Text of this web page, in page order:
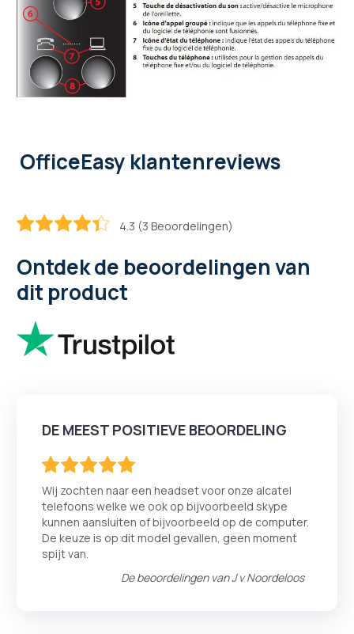
OfficeEasy klantenreviews
4.3 (3 Beoordelingen)
Ontdek de beoordelingen van
dit product
DE MEEST POSITIEVE BEOORDELING
Wij zochten naar een headset voor onze alcatel
telefoons welke we ook op bijvoorbeeld skype
kunnen aansluiten of bijvoorbeeld op de computer.
De keuze is op dit model gevallen, geen moment
spijt van.
De beoordelingen vanJ v Noordeloos